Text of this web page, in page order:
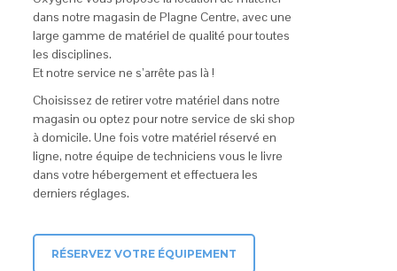
dans notre magasin de Plagne Centre, avec une
large gamme de matériel de qualité pour toutes
les disciplines.
Et notre service ne s’arrête pas là !
Choisissez de retirer votre matériel dans notre
magasin ou optez pour notre service de ski shop
à domicile. Une fois votre matériel réservé en
ligne, notre équipe de techniciens vous le livre
dans votre hébergement et effectuera les
derniers réglages.
RÉSERVEZ VOTRE ÉQUIPEMENT